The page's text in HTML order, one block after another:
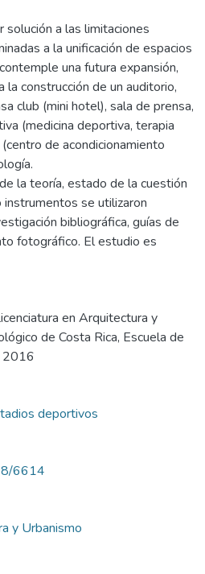
a las limitaciones
a la unificación de espacios
una futura expansión,
construcción de un auditorio,
club (mini hotel), sala de prensa,
(medicina deportiva, terapia
de acondicionamiento
la teoría, estado de la cuestión
se utilizaron
bibliográfica, guías de
fotográfico. El estudio es
en Arquitectura y
de Costa Rica, Escuela de
2016
deportivos
6614
y Urbanismo